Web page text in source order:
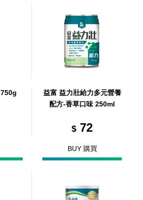
益富 益力康高纖 750g
益富 益力壯給力多元營養
配方-香草口味 250ml
$ 72
BUY 購買